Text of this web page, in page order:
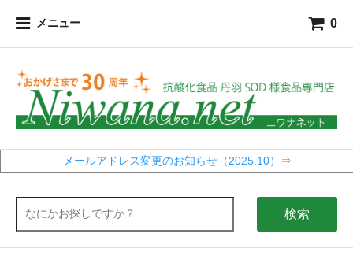
メニュー 0
メールアドレス変更のお知らせ（2025.10）⇒
検索